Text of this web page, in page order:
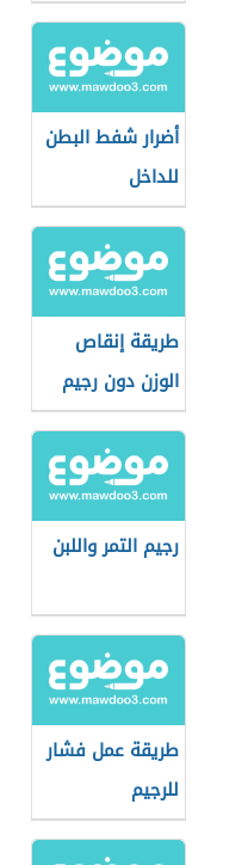
أضرار شفط البطن
للداخل
طريقة إنقاص
الوزن دون رجيم
رجيم التمر واللبن
طريقة عمل فشار
للرجيم